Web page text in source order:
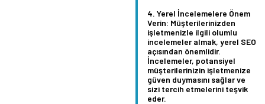
Yerel İncelemelere Önem
Verin: Müşterilerinizden
işletmenizle ilgili olumlu
incelemeler almak, yerel SEO
açısından önemlidir.
İncelemeler, potansiyel
müşterilerinizin işletmenize
güven duymasını sağlar ve
sizi tercih etmelerini teşvik
eder.